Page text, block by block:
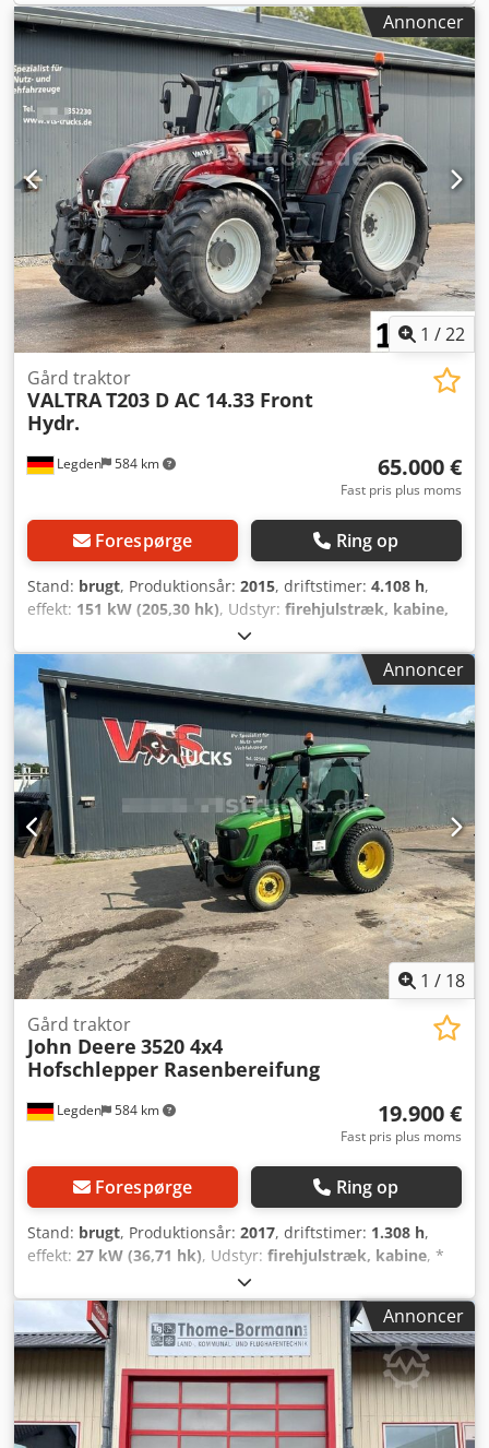
Annoncer
1 /22
Legden 584 km
Gård traktor
VALTRAT203 D AC 14.33 Front
Hydr.
65.000 €
Fast pris plus moms
Forespørge Ring op
Stand: brugt, Produktionsår: 2015, driftstimer: 4.108 h,
effekt: 151 kW (205,30 hk), Udstyr: firehjulstræk, kabine,
Annoncer
1 / 18
Legden 584 km
Gård traktor
John Deere 3520 4x4
Hofschlepper Rasenbereifung
19.900 €
Fast pris plus moms
Forespørge Ring op
Stand: brugt, Produktionsår: 2017, driftstimer: 1.308 h,
effekt: 27 kW (36,71 hk), Udstyr: firehjulstræk, kabine, *
Frontlift/hydraulik * Firehjulstræk * Græsdæk * 1308
driftstimer ----Intern køretøjsnummer 10178-----Forbehold
for fejl og mellemsalg WhatsApp-support tilgængelig! Har
du spørgsmål til køretøjet eller ønsker du yderligere
information, så skriv gerne til os på WhatsApp Whatsapp
Cjdpfoxnvgasx Acmsrf Whatsapp
Annoncer